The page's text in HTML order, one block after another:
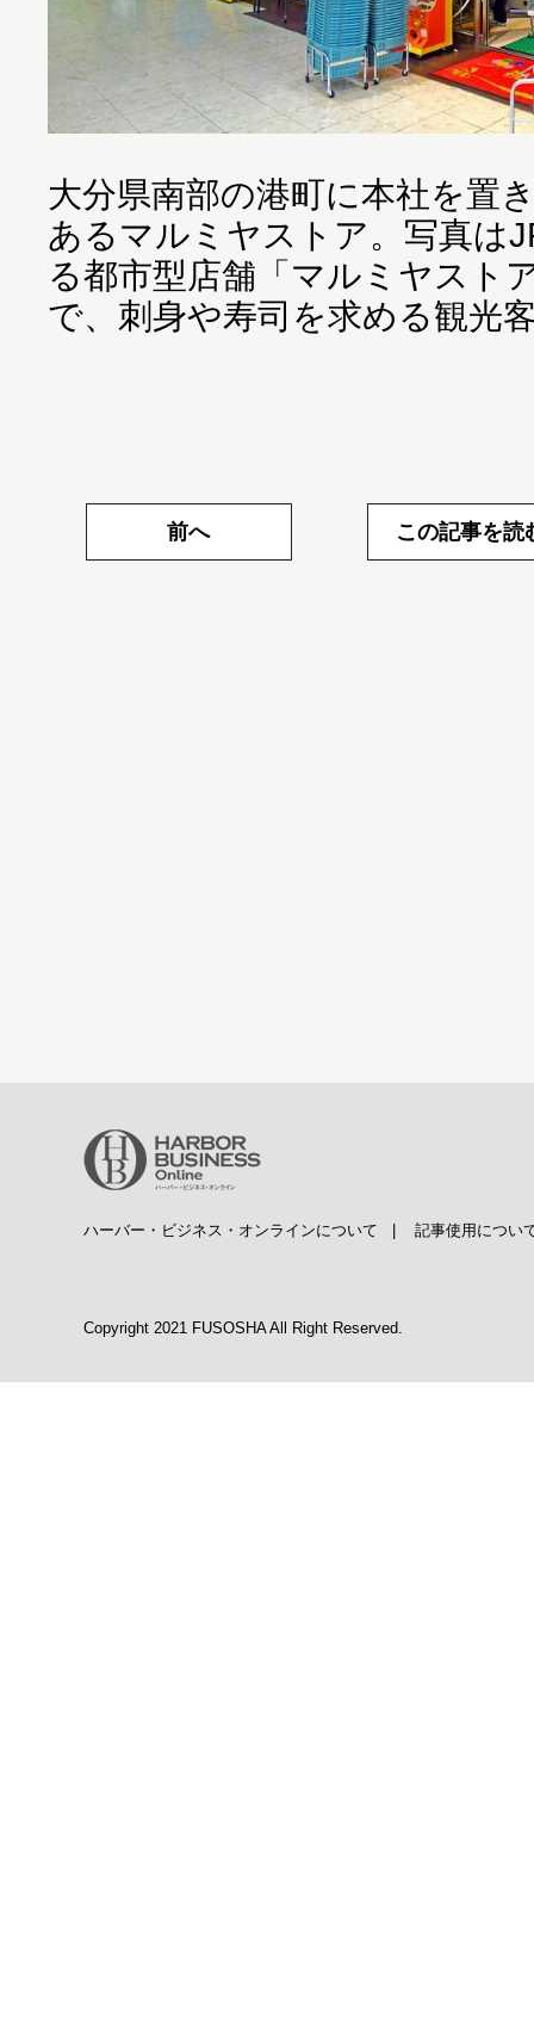
大分県南部の港町に本社を置
あるマルミヤストア。写真は
る都市型店舗「マルミヤスト
で、刺身や寿司を求める観光
前へ この記事を読
ハーバー・ビジネス・オンラインについて | 記事使用につい
Copyright 2021 FUSOSHA All Right Reserved.